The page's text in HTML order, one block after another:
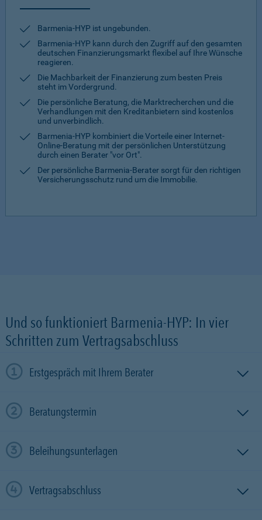
Barmenia-HYP ist ungebunden.
Barmenia-HYP kann durch den Zugriff auf den gesamten
deutschen Finanzierungsmarkt flexibel auf Ihre Wünsche
reagieren.
Die Machbarkeit der Finanzierung zum besten Preis
steht im Vordergrund.
Die persönliche Beratung, die Marktrecherchen und die
Verhandlungen mit den Kreditanbietern sind kostenlos
und unverbindlich.
Barmenia-HYP kombiniert die Vorteile einer Internet-
Online-Beratung mit der persönlichen Unterstützung
durch einen Berater "vor Ort".
Der persönliche Barmenia-Berater sorgt für den richtigen
Versicherungsschutz rund um die Immobilie.
Und so funktioniert Barmenia-HYP: In vier
Schritten zum Vertragsabschluss
Erstgespräch mit Ihrem Berater
Beratungstermin
Beleihungsunterlagen
Vertragsabschluss